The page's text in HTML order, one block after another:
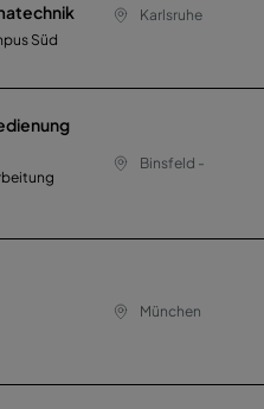
Süd
Karlsruhe
Binsfeld -
München